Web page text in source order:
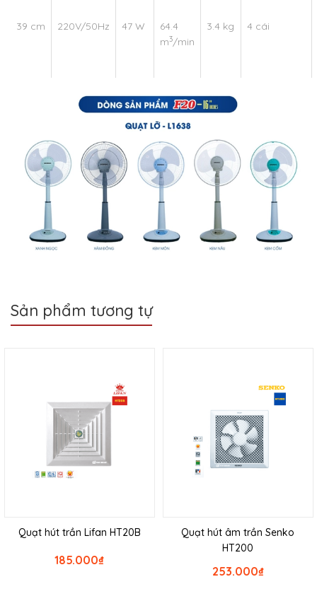
39 cm 220V/50Hz 47 W
64.4
m3/min
3.4 kg 4 cái
Sản phẩm tương tự
Quạt hút trần Lifan HT20B
₫
185.000
Quạt hút âm trần Senko
HT200
₫
253.000